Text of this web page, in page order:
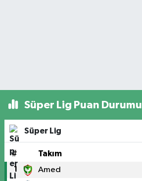
Süper Lig Puan Durumu
Süper Lig
# Takım
1 Amed